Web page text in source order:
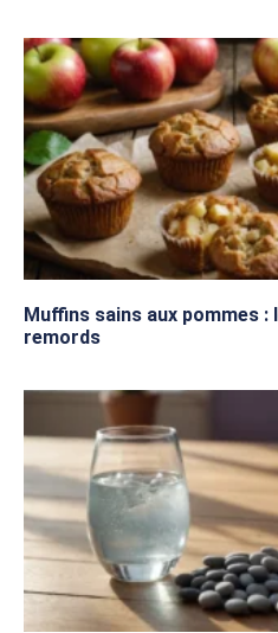
Muffins sains aux pommes
remords